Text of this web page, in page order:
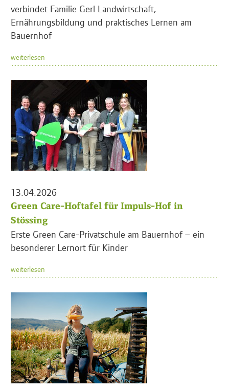
verbindet Familie Gerl Landwirtschaft,
Ernährungsbildung und praktisches Lernen am
Bauernhof
weiterlesen
13.04.2026
Green Care-Hoftafel für Impuls-Hof in
Stössing
Erste Green Care-Privatschule am Bauernhof – ein
besonderer Lernort für Kinder
weiterlesen